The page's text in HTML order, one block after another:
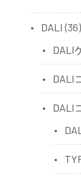
DALI (36)
DALI
DALI
DALI